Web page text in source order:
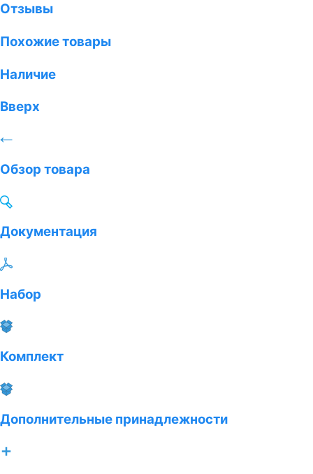
Отзывы
Похожие товары
Наличие
Вверх
Обзор товара
Документация
Набор
Комплект
Дополнительные принадлежности